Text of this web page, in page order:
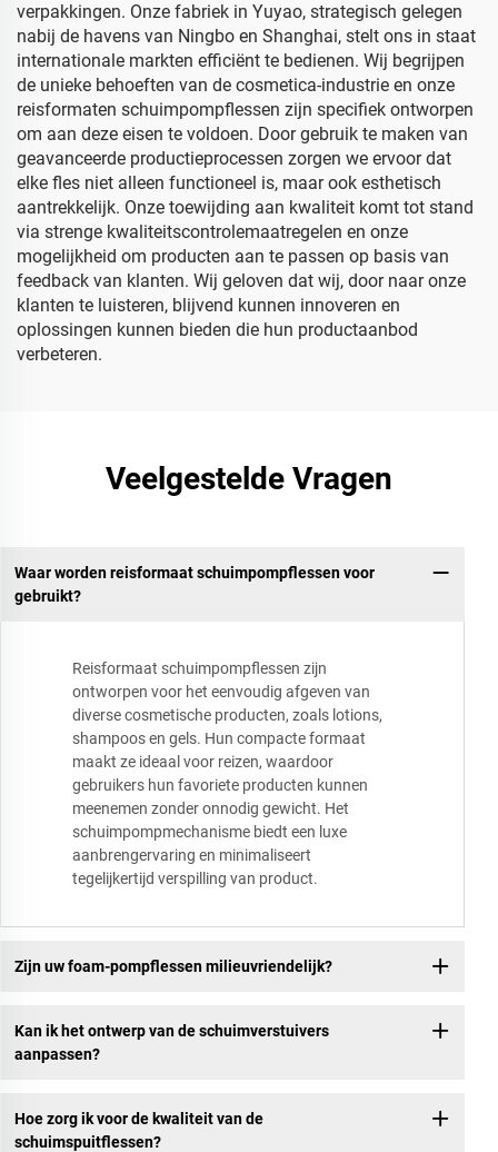
verpakkingen. Onze fabriek in Yuyao, strategisch gelegen
nabij de havens van Ningbo en Shanghai, stelt ons in staat
internationale markten efficiënt te bedienen. Wij begrijpen
de unieke behoeften van de cosmetica-industrie en onze
reisformaten schuimpompflessen zijn specifiek ontworpen
om aan deze eisen te voldoen. Door gebruik te maken van
geavanceerde productieprocessen zorgen we ervoor dat
elke fles niet alleen functioneel is, maar ook esthetisch
aantrekkelijk. Onze toewijding aan kwaliteit komt tot stand
via strenge kwaliteitscontrolemaatregelen en onze
mogelijkheid om producten aan te passen op basis van
feedback van klanten. Wij geloven dat wij, door naar onze
klanten te luisteren, blijvend kunnen innoveren en
oplossingen kunnen bieden die hun productaanbod
verbeteren.
Veelgestelde Vragen
Waar worden reisformaat schuimpompflessen voor
gebruikt?
Reisformaat schuimpompflessen zijn
ontworpen voor het eenvoudig afgeven van
diverse cosmetische producten, zoals lotions,
shampoos en gels. Hun compacte formaat
maakt ze ideaal voor reizen, waardoor
gebruikers hun favoriete producten kunnen
meenemen zonder onnodig gewicht. Het
schuimpompmechanisme biedt een luxe
aanbrengervaring en minimaliseert
tegelijkertijd verspilling van product.
Zijn uw foam-pompflessen milieuvriendelijk?
Kan ik het ontwerp van de schuimverstuivers
aanpassen?
Hoe zorg ik voor de kwaliteit van de
schuimspuitflessen?